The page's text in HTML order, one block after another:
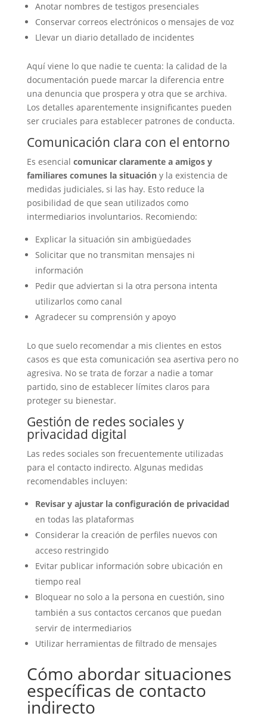
Anotar nombres de testigos presenciales
Conservar correos electrónicos o mensajes de voz
Llevar un diario detallado de incidentes
Aquí viene lo que nadie te cuenta: la calidad de la
documentación puede marcar la diferencia entre
una denuncia que prospera y otra que se archiva.
Los detalles aparentemente insignificantes pueden
ser cruciales para establecer patrones de conducta.
Comunicación clara con el entorno
Es esencial comunicar claramente a amigos y
familiares comunes la situacióny la existencia de
medidas judiciales, si las hay. Esto reduce la
posibilidad de que sean utilizados como
intermediarios involuntarios. Recomiendo:
Explicar la situación sin ambigüedades
Solicitar que no transmitan mensajes ni
información
Pedir que adviertan si la otra persona intenta
utilizarlos como canal
Agradecer su comprensión y apoyo
Lo que suelo recomendar a mis clientes en estos
casos es que esta comunicación sea asertiva pero no
agresiva. No se trata de forzar a nadie a tomar
partido, sino de establecer límites claros para
proteger su bienestar.
Gestión de redes sociales y
privacidad digital
Las redes sociales son frecuentemente utilizadas
para el contacto indirecto. Algunas medidas
recomendables incluyen:
Revisar y ajustar la configuración de privacidad
en todas las plataformas
Considerar la creación de perfiles nuevos con
acceso restringido
Evitar publicar información sobre ubicación en
tiempo real
Bloquear no solo a la persona en cuestión, sino
también a sus contactos cercanos que puedan
servir de intermediarios
Utilizar herramientas de filtrado de mensajes
Cómo abordar situaciones
específicas de contacto
indirecto